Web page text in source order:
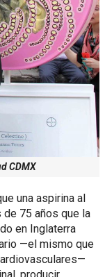
CDMX
una aspirina al
75 años que la
en Inglaterra
—el mismo que